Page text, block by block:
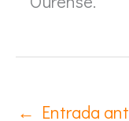
← Entrada